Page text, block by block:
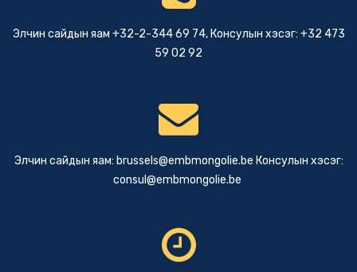
Элчин сайдын яам +32-2-344 69 74, Консулын хэсэг: +32 473
59 02 92
Элчин сайдын яам: brussels@embmongolie.be Консулын хэсэг:
consul@embmongolie.be